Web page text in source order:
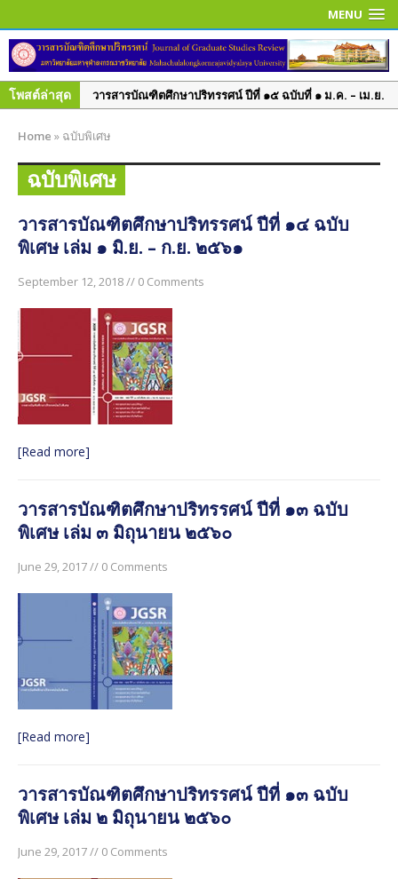
MENU
โพสต์ล่าสุด
วารสารบัณฑิตศึกษาปริทรรศน์ ปีที่ ๑๕ ฉบับที่ ๑ ม.ค. – เม.ย.
วารสารบัณฑิตศึกษาปริทรรศน์ ปีที่ ๑๔ ฉบับที่ ๓ ก.ย. – ธ.ค.
๒๕๖๑
วารสารบัณฑิตศึกษาปริทรรศน์ ปีที่ ๑๔ ฉบับพิเศษ เล่ม ๑
มิ.ย. – ก.ย. ๒๕๖๑
วารสารบัณฑิตศึกษาปริทรรศน์ ปีที่ ๑๔ ฉบับที่ ๒ พ.ค. – ส.ค.
๒๕๖๑
วารสารบัณฑิตศึกษาปริทรรศน์ ปีที่ ๑๓ ฉบับที่ ๓ ก.ย.– ธ.ค.
๒๕๖๐
วารสารบัณฑิตศึกษาปริทรรศน์ ปีที่ ๑๓ ฉบับที่ ๒ พ.ค.– ส.ค.
๒๕๖๐
วารสารบัณฑิตศึกษาปริทรรศน์ ปีที่ ๑๓ ฉบับพิเศษ เล่ม ๒
มิถุนายน ๒๕๖๐
วารสารบัณฑิตศึกษาปริทรรศน์ ใช้ระบบ ThaiJO ตั้งแต่ปีที่
๑๕ ฉบับที่ ๑ มกราคม-เมษายน ๖๒ เป็นต้นไป
Home » ฉบับพิเศษ
ฉบับพิเศษ
วารสารบัณฑิตศึกษาปริทรรศน์ ปีที่ ๑๔ ฉบับ
พิเศษ เล่ม ๑ มิ.ย. – ก.ย. ๒๕๖๑
September 12, 2018 // 0 Comments
[Read more]
วารสารบัณฑิตศึกษาปริทรรศน์ ปีที่ ๑๓ ฉบับ
พิเศษ เล่ม ๓ มิถุนายน ๒๕๖๐
June 29, 2017 // 0 Comments
[Read more]
วารสารบัณฑิตศึกษาปริทรรศน์ ปีที่ ๑๓ ฉบับ
พิเศษ เล่ม ๒ มิถุนายน ๒๕๖๐
June 29, 2017 // 0 Comments